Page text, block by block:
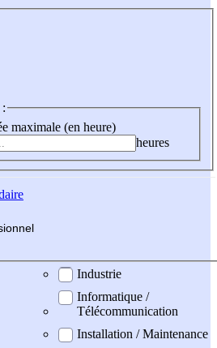
maximale (en heure)
heures
Industrie
Informatique /
Télécommunication
Installation / Maintenance